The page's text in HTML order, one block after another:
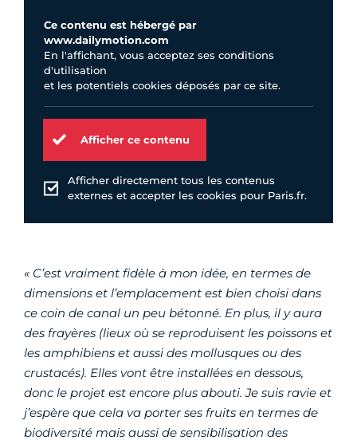
Ce contenu est hébergé par
www.dailymotion.com
En l'affichant, vous acceptez ses conditions
d'utilisation
et les potentiels cookies déposés par ce site.
Afficher ce contenu
Afficher directement tous les contenus
externes et accepter les cookies pour Paris.fr.
« C’est vraiment fidèle à mon idée, en termes de
dimensions et l’emplacement est bien choisi dans
ce coin de canal un peu bétonné. En plus, il y aura
des frayères (lieux où se reproduisent les poissons et
les amphibiens et aussi des mollusques ou des
crustacés). Elles vont être installées en dessous,
donc le projet est encore plus abouti. Je suis ravie et
j’espère que cela va porter ses fruits en termes de
biodiversité mais aussi de sensibilisation des